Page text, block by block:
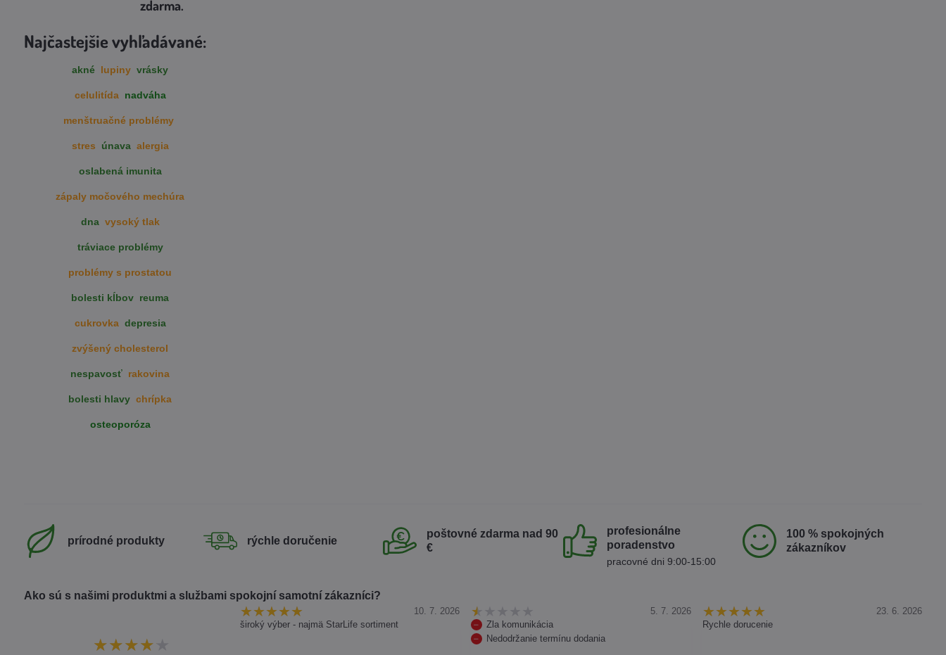
zdarma.
Najčastejšie vyhľadávané:
akné lupiny vrásky
celulitída nadváha
menštruačné problémy
stres únava alergia
oslabená imunita
zápaly močového mechúra
dna vysoký tlak
tráviace problémy
problémy s prostatou
bolesti kĺbov reuma
cukrovka depresia
zvýšený cholesterol
nespavosť rakovina
bolesti hlavy chrípka
osteoporóza
prírodné produkty rýchle doručenie
poštovné zdarma nad 90
€
profesionálne
poradenstvo
pracovné dni 9:00-15:00
100 % spokojných
zákazníkov
Ako sú s našimi produktmi a službami spokojní samotní zákazníci?
10. 7. 2026
široký výber - najmä StarLife sortiment
5. 7. 2026
Zla komunikácia
Nedodržanie termínu dodania
23. 6. 2026
Rychle dorucenie